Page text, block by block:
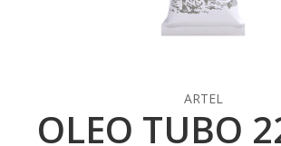
ARTEL
OLEO TUBO